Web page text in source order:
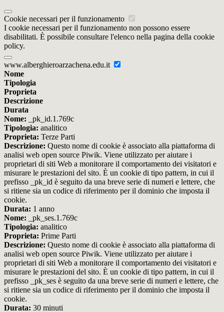
Cookie necessari per il funzionamento
I cookie necessari per il funzionamento non possono essere
disabilitati. È possibile consultare l'elenco nella pagina della cookie
policy.
www.alberghieroarzachena.edu.it
Nome
Tipologia
Proprieta
Descrizione
Durata
Nome: _pk_id.1.769c
Tipologia: analitico
Proprieta: Terze Parti
Descrizione: Questo nome di cookie è associato alla piattaforma di
analisi web open source Piwik. Viene utilizzato per aiutare i
proprietari di siti Web a monitorare il comportamento dei visitatori e
misurare le prestazioni del sito. È un cookie di tipo pattern, in cui il
prefisso _pk_id è seguito da una breve serie di numeri e lettere, che
si ritiene sia un codice di riferimento per il dominio che imposta il
cookie.
Durata: 1 anno
Nome: _pk_ses.1.769c
Tipologia: analitico
Proprieta: Prime Parti
Descrizione: Questo nome di cookie è associato alla piattaforma di
analisi web open source Piwik. Viene utilizzato per aiutare i
proprietari di siti Web a monitorare il comportamento dei visitatori e
misurare le prestazioni del sito. È un cookie di tipo pattern, in cui il
prefisso _pk_ses è seguito da una breve serie di numeri e lettere, che
si ritiene sia un codice di riferimento per il dominio che imposta il
cookie.
Durata: 30 minuti